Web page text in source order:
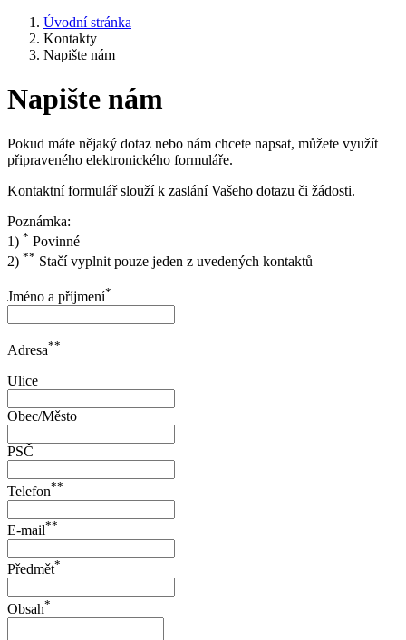
Úvodní stránka
Kontakty
Napište nám
Napište nám
Pokud máte nějaký dotaz nebo nám chcete napsat, můžete využít
připraveného elektronického formuláře.
Kontaktní formulář slouží k zaslání Vašeho dotazu či žádosti.
Poznámka:
1) * Povinné
2) ** Stačí vyplnit pouze jeden z uvedených kontaktů
Jméno a příjmení*
Adresa**
Ulice
Obec/Město
PSČ
Telefon**
E-mail**
Předmět*
Obsah*